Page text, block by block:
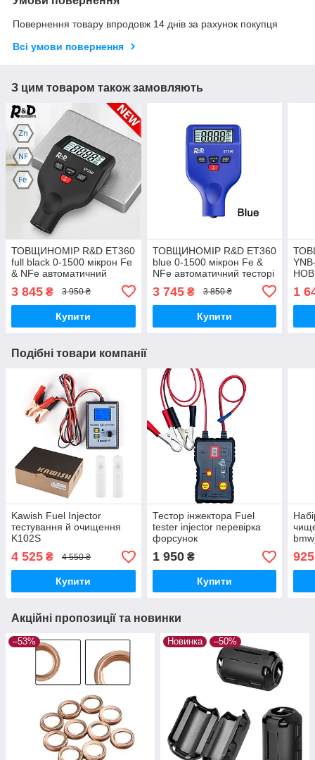
Повернення товару впродовж 14 днів за рахунок покупця
Всі умови повернення
З цим товаром також замовляють
ТОВЩИНОМІР R&D ET360
full black 0-1500 мікрон Fe
& NFe автоматичний
автомобільний
3 845 ₴ 3 950 ₴
Купити
ТОВЩИНОМІР R&D ET360
blue 0-1500 мікрон Fe &
NFe автоматичний тесторі
3 745₴ 3 850 ₴
Купити
1
Подібні товари компанії
Kawish Fuel Injector
тестування й очищення
K102S
4 525 ₴ 4 550 ₴
Купити
Тестор інжектора Fuel
tester injector перевірка
форсунок
1 950₴
Купити
925
Акційні пропозиції та новинки
–53% Новинка –50%